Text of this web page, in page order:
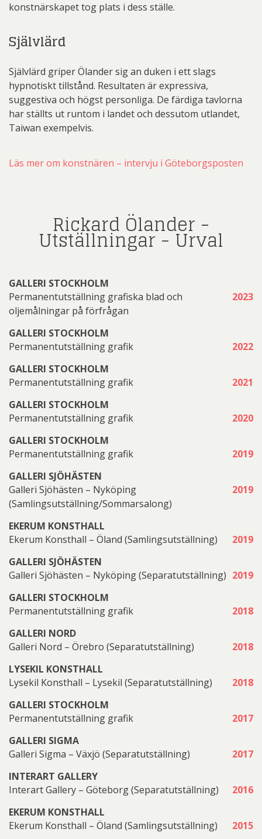
konstnärskapet tog plats i dess ställe.
Självlärd
Självlärd griper Ölander sig an duken i ett slags
hypnotiskt tillstånd. Resultaten är expressiva,
suggestiva och högst personliga. De färdiga tavlorna
har ställts ut runtom i landet och dessutom utlandet,
Taiwan exempelvis.
Läs mer om konstnären – intervju i Göteborgsposten
Rickard Ölander -
Utställningar - Urval
GALLERI STOCKHOLM
Permanentutställning grafiska blad och
oljemålningar på förfrågan
2023
GALLERI STOCKHOLM
Permanentutställning grafik
2022
GALLERI STOCKHOLM
Permanentutställning grafik
2021
GALLERI STOCKHOLM
Permanentutställning grafik
2020
GALLERI STOCKHOLM
Permanentutställning grafik
2019
GALLERI SJÖHÄSTEN
Galleri Sjöhästen – Nyköping
(Samlingsutställning/Sommarsalong)
2019
EKERUM KONSTHALL
Ekerum Konsthall – Öland (Samlingsutställning)
2019
GALLERI SJÖHÄSTEN
Galleri Sjöhästen – Nyköping (Separatutställning) 2019
GALLERI STOCKHOLM
Permanentutställning grafik
2018
GALLERI NORD
Galleri Nord – Örebro (Separatutställning)
2018
LYSEKIL KONSTHALL
Lysekil Konsthall – Lysekil (Separatutställning)
2018
GALLERI STOCKHOLM
Permanentutställning grafik
2017
GALLERI SIGMA
Galleri Sigma – Växjö (Separatutställning)
2017
INTERART GALLERY
Interart Gallery – Göteborg (Separatutställning)
2016
EKERUM KONSTHALL
Ekerum Konsthall – Öland (Samlingsutställning)
2015